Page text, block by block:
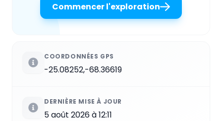
Commencer l'exploration
COORDONNÉES GPS
-25.08252,-68.36619
DERNIÈRE MISE À JOUR
5 août 2026 à 12:11